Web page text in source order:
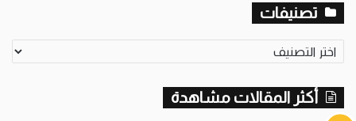
تصنيفات
ص
ف
أكثر المقالات مشاهدة